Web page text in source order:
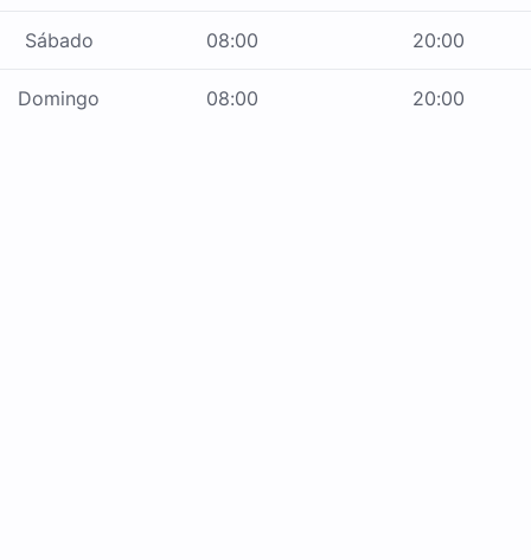
Sábado 08:00 20:00
Domingo 08:00 20:00